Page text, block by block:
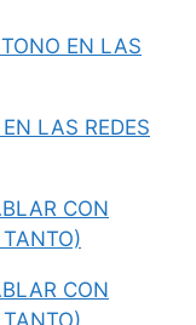
EN LAS
LAS REDES
CON
CON